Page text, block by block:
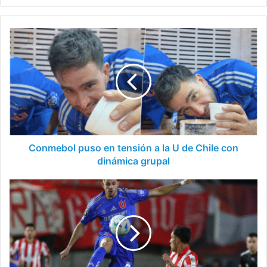
Conmebol
puso
en
tensión
a
la
U
de
Chile
Conmebol puso en tensión a la U de Chile con
dinámica grupal
Gustavo
Lorenzetti
cuenta
quién
es
su
jugador